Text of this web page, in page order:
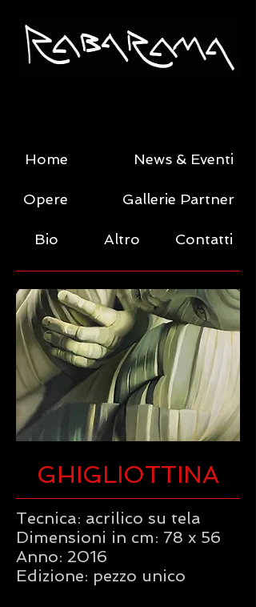
Home
Opere
Bio
News & Eventi
Gallerie Partner
Altro Contatti
GHIGLIOTTINA
Tecnica: acrilico su tela
Dimensioni in cm: 78 x 56
Anno: 2016
Edizione: pezzo unico